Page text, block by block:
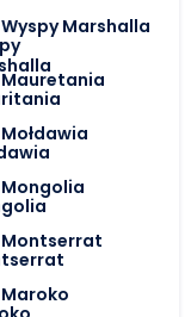
Wyspy Marshalla
Mauretania
Mołdawia
Mongolia
Montserrat
Maroko